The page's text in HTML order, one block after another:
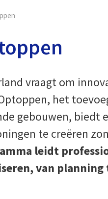
vraagt om
het
gebouwen, biedt
te creëren
leidt
van planning